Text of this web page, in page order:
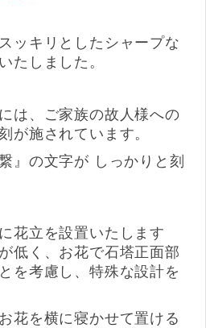
ッキリとしたシャープな
たしました。
は、ご家族の故人様への
が施されています。
』の文字が しっかりと刻
花立を設置いたします
低く、お花で石塔正面部
を考慮し、特殊な設計を
花を横に寝かせて置ける